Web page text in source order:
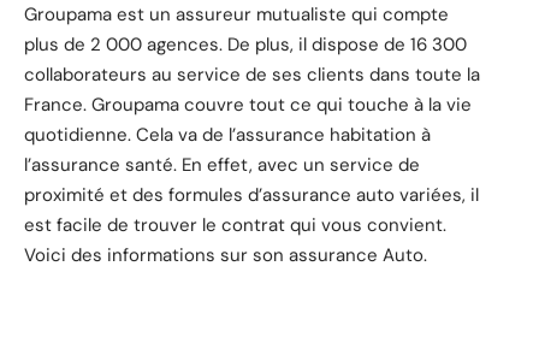
Groupama est un assureur mutualiste qui compte
plus de 2 000 agences. De plus, il dispose de 16 300
collaborateurs au service de ses clients dans toute la
France. Groupama couvre tout ce qui touche à la vie
quotidienne. Cela va de l’assurance habitation à
l’assurance santé. En effet, avec un service de
proximité et des formules d’assurance auto variées, il
est facile de trouver le contrat qui vous convient.
Voici des informations sur son assurance Auto.